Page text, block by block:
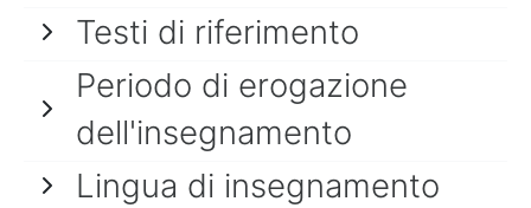
Testi di riferimento
Periodo di erogazione
dell'insegnamento
Lingua di insegnamento